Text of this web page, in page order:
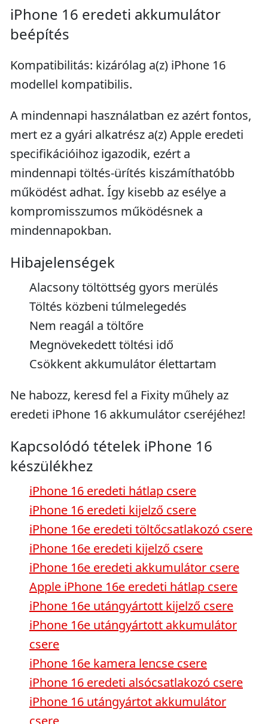
iPhone 16 eredeti akkumulátor
beépítés
Kompatibilitás: kizárólag a(z) iPhone 16
modellel kompatibilis.
A mindennapi használatban ez azért fontos,
mert ez a gyári alkatrész a(z) Apple eredeti
specifikációihoz igazodik, ezért a
mindennapi töltés-ürítés kiszámíthatóbb
működést adhat. Így kisebb az esélye a
kompromisszumos működésnek a
mindennapokban.
Hibajelenségek
Alacsony töltöttség gyors merülés
Töltés közbeni túlmelegedés
Nem reagál a töltőre
Megnövekedett töltési idő
Csökkent akkumulátor élettartam
Ne habozz, keresd fel a Fixity műhely az
eredeti iPhone 16 akkumulátor cseréjéhez!
Kapcsolódó tételek iPhone 16
készülékhez
iPhone 16 eredeti hátlap csere
iPhone 16 eredeti kijelző csere
iPhone 16e eredeti töltőcsatlakozó csere
iPhone 16e eredeti kijelző csere
iPhone 16e eredeti akkumulátor csere
Apple iPhone 16e eredeti hátlap csere
iPhone 16e utángyártott kijelző csere
iPhone 16e utángyártott akkumulátor
csere
iPhone 16e kamera lencse csere
iPhone 16 eredeti alsócsatlakozó csere
iPhone 16 utángyártot akkumulátor
csere